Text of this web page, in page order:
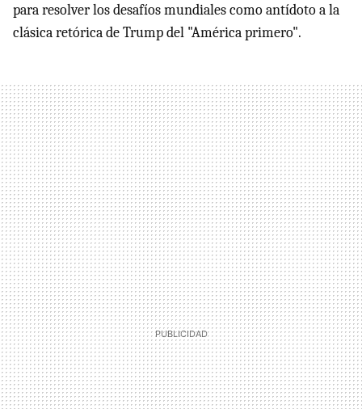
para resolver los desafíos mundiales como antídoto a la
clásica retórica de Trump del "América primero".